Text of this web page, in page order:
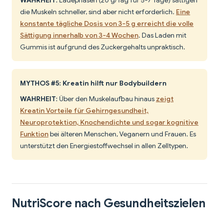
die Muskeln schneller, sind aber nicht erforderlich. Eine
konstante tägliche Dosis von 3-5 g erreicht die volle
Sättigung innerhalb von 3-4 Wochen. Das Laden mit
Gummis ist aufgrund des Zuckergehalts unpraktisch.
MYTHOS #5: Kreatin hilft nur Bodybuildern
WAHRHEIT: Über den Muskelaufbau hinaus zeigt
Kreatin Vorteile für Gehirngesundheit,
Neuroprotektion, Knochendichte und sogar kognitive
Funktionbei älteren Menschen, Veganern und Frauen. Es
unterstützt den Energiestoffwechsel in allen Zelltypen.
NutriScore nach Gesundheitszielen